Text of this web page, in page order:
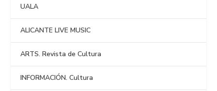
UALA
ALICANTE LIVE MUSIC
ARTS. Revista de Cultura
INFORMACIÓN. Cultura